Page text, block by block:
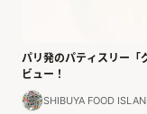
パリ発のパティスリー「
ビュー！
SHIBUYA FOOD